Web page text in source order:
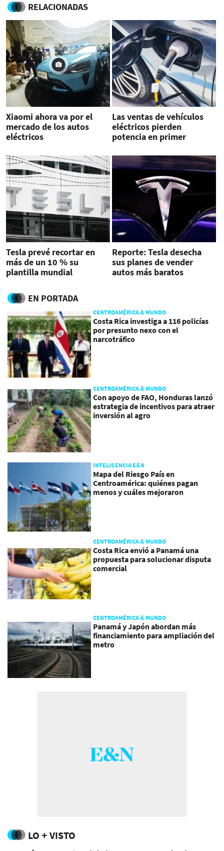
RELACIONADAS
Xiaomi ahora va por el
mercado de los autos
eléctricos
Las ventas de vehículos
eléctricos pierden
potencia en primer
Tesla prevé recortar en
más de un 10 % su
plantilla mundial
Reporte: Tesla desecha
sus planes de vender
autos más baratos
EN PORTADA
CENTROAMÉRICA & MUNDO
Costa Rica investiga a 116 policías
por presunto nexo con el
narcotráfico
CENTROAMÉRICA & MUNDO
Con apoyo de FAO, Honduras lanzó
estrategia de incentivos para atraer
inversión al agro
INTELIGENCIA E&N
Mapa del Riesgo País en
Centroamérica: quiénes pagan
menos y cuáles mejoraron
CENTROAMÉRICA & MUNDO
Costa Rica envió a Panamá una
propuesta para solucionar disputa
comercial
CENTROAMÉRICA & MUNDO
Panamá y Japón abordan más
financiamiento para ampliación del
metro
LO + VISTO